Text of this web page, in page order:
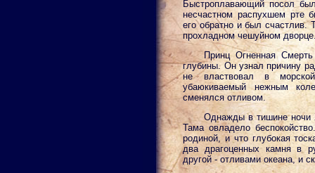
Быстроплавающий посол
несчастном распухшем рте
его обратно и был счастлив.
прохладном чешуйном
Принц Огненная
глубины. Он узнал причину
не властвовал в
убаюкиваемый нежным
сменялся отливом.
Однажды в тишине ночи
Тама овладело
родиной, и что глубокая
два драгоценных камня в
другой - отливами океана, и